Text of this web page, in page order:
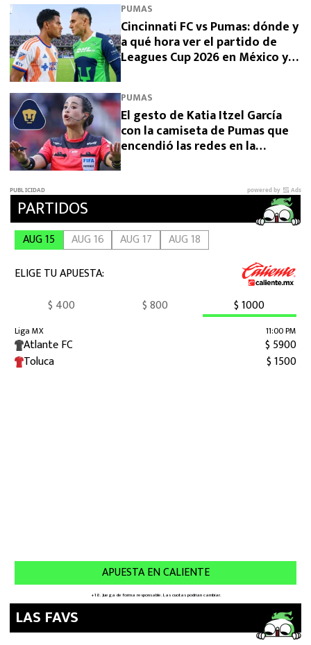
PUMAS
Cincinnati FC vs Pumas: dónde y
a qué hora ver el partido de
Leagues Cup 2026 en México y
PUMAS
El gesto de Katia Itzel García
con la camiseta de Pumas que
encendió las redes en la
LAS FAVS